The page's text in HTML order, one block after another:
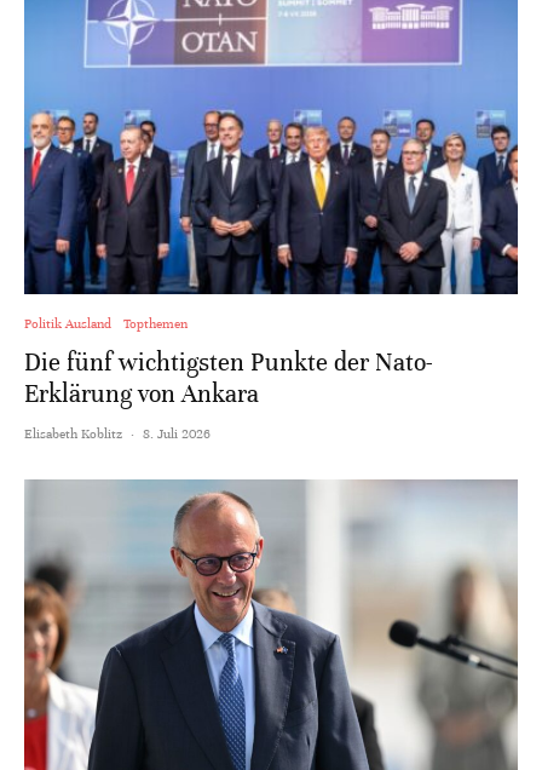
Politik Ausland Topthemen
Die fünf wichtigsten Punkte der Nato-
Erklärung von Ankara
Elisabeth Koblitz · 8. Juli 2026